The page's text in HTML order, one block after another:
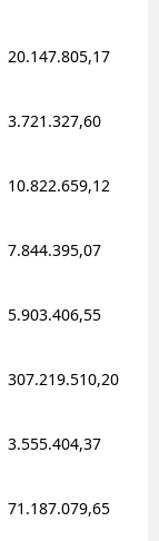
20.147.805,17
3.721.327,60
10.822.659,12
7.844.395,07
5.903.406,55
307.219.510,20
3.555.404,37
71.187.079,65